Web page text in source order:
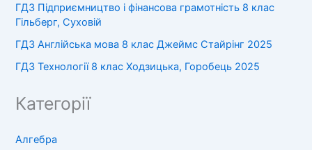
ГДЗ Підприємництво і фінансова грамотність 8 клас
Гільберг, Суховій
ГДЗ Англійська мова 8 клас Джеймс Стайрінг 2025
ГДЗ Технології 8 клас Ходзицька, Горобець 2025
Категорії
Алгебра